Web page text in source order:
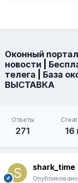
Оконный
новости
телега
База
ВЫСТАВКА
Ответы
271 16
shark_time